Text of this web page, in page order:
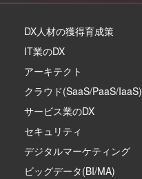
DX人材の獲得育成策
IT業のDX
アーキテクト
クラウド(SaaS/PaaS/IaaS)
サービス業のDX
セキュリティ
デジタルマーケティング
ビッグデータ(BI/MA)